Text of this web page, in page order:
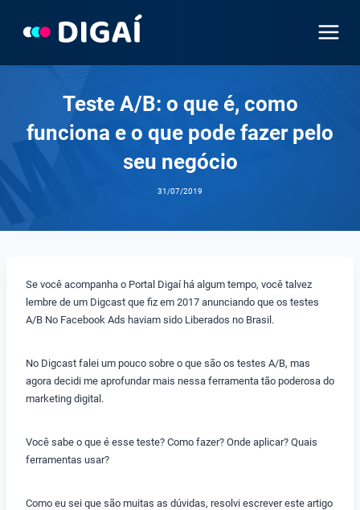
Teste A/B: o que é, como
funciona e o que pode fazer pelo
seu negócio
31/07/2019
Se você acompanha o Portal Digaí há algum tempo, você talvez
lembre de um Digcast que fiz em 2017 anunciando que os testes
A/B No Facebook Ads haviam sido Liberados no Brasil.
No Digcast falei um pouco sobre o que são os testes A/B, mas
agora decidi me aprofundar mais nessa ferramenta tão poderosa do
marketing digital.
Você sabe o que é esse teste? Como fazer? Onde aplicar? Quais
ferramentas usar?
Como eu sei que são muitas as dúvidas, resolvi escrever este artigo